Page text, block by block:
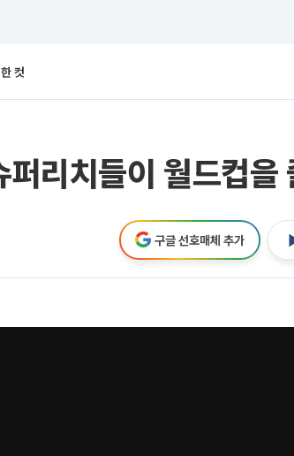
한 컷
리치들이 월드컵
구글 선호매체 추가